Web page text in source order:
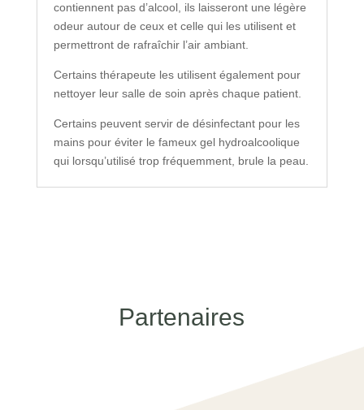
contiennent pas d’alcool, ils laisseront une légère
odeur autour de ceux et celle qui les utilisent et
permettront de rafraîchir l’air ambiant.
Certains thérapeute les utilisent également pour
nettoyer leur salle de soin après chaque patient.
Certains peuvent servir de désinfectant pour les
mains pour éviter le fameux gel hydroalcoolique
qui lorsqu’utilisé trop fréquemment, brule la peau.
Partenaires